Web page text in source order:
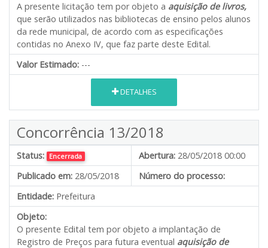
A presente licitação tem por objeto a aquisição de livros,
que serão utilizados nas bibliotecas de ensino pelos alunos
da rede municipal, de acordo com as especificações
contidas no Anexo IV, que faz parte deste Edital.
Valor Estimado: ---
DETALHES
Concorrência 13/2018
Status: Encerrada Abertura: 28/05/2018 00:00
Publicado em: 28/05/2018
Número do processo:
Entidade: Prefeitura
Objeto:
O presente Edital tem por objeto a implantação de
Registro de Preços para futura eventual aquisição de